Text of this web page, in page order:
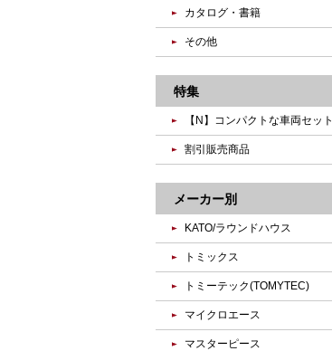
カタログ・書籍
その他
特集
【N】コンパクトな車両セット
割引販売商品
メーカー別
KATO/ラウンドハウス
トミックス
トミーテック(TOMYTEC)
マイクロエース
マスターピース